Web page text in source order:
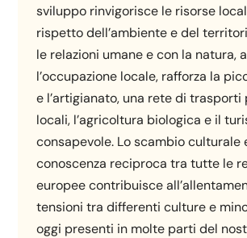
sviluppo rinvigorisce le risorse
rispetto dell’ambiente e del
le relazioni umane e con la natura,
l’occupazione locale, rafforza la
e l’artigianato, una rete di trasporti
locali, l’agricoltura biologica e il
consapevole. Lo scambio culturale
conoscenza reciproca tra tutte le
europee contribuisce
tensioni tra differenti culture e
oggi presenti in molte parti del